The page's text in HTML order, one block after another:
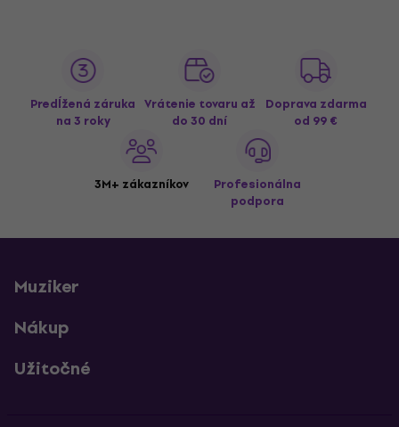
Predĺžená záruka
na 3 roky
Vrátenie tovaru až
do 30 dní
Doprava zdarma
od 99 €
3M+ zákazníkov
Profesionálna
podpora
Muziker
Nákup
Užitočné